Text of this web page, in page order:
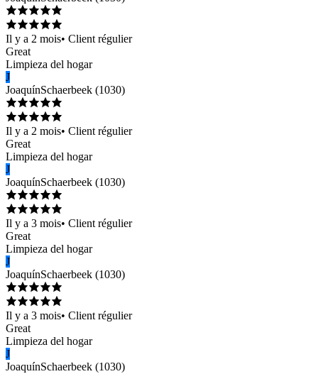
Il y a 2 mois• Client régulier
Great
Limpieza del hogar
J
JoaquínSchaerbeek (1030)
Il y a 2 mois• Client régulier
Great
Limpieza del hogar
J
JoaquínSchaerbeek (1030)
Il y a 3 mois• Client régulier
Great
Limpieza del hogar
J
JoaquínSchaerbeek (1030)
Il y a 3 mois• Client régulier
Great
Limpieza del hogar
J
JoaquínSchaerbeek (1030)